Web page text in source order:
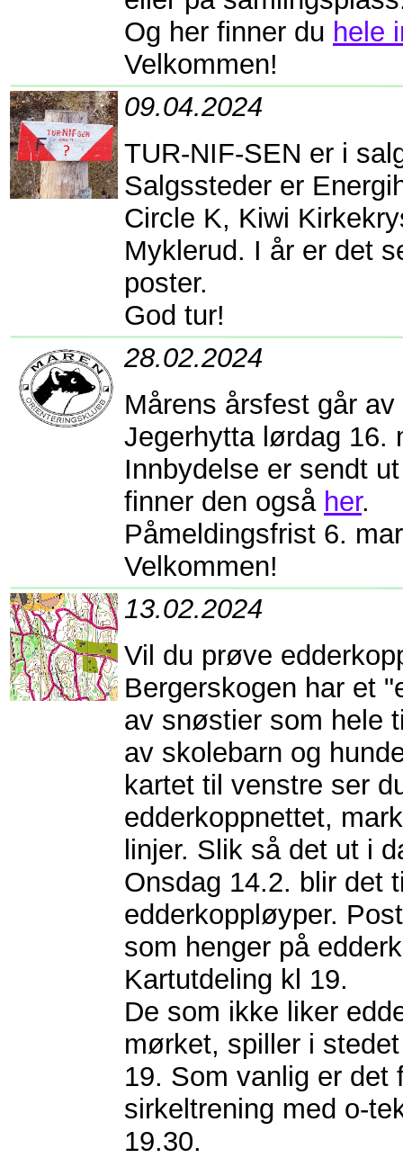
Og her finner du hele
Velkommen!
09.04.2024
TUR-NIF-SEN er i
Salgssteder er
Circle K, Kiwi
Myklerud. I år er det
poster.
God tur!
28.02.2024
Mårens årsfest går
Jegerhytta lørdag 16.
Innbydelse er sendt
finner den også her.
Påmeldingsfrist 6.
Velkommen!
13.02.2024
Vil du prøve
Bergerskogen har et
av snøstier som hele
av skolebarn og
kartet til venstre ser
edderkoppnettet,
linjer. Slik så det ut i
Onsdag 14.2. blir det
edderkoppløyper.
som henger på
Kartutdeling kl 19.
De som ikke liker
mørket, spiller i
19. Som vanlig er det
sirkeltrening med o-
19.30.